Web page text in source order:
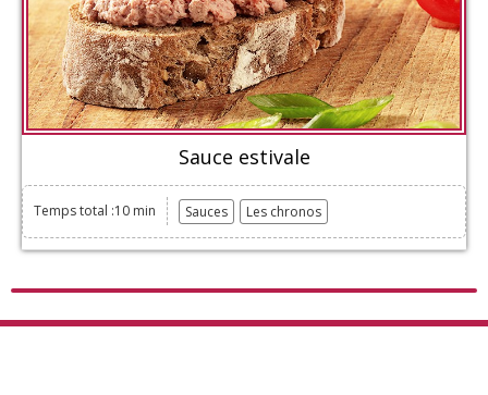
Sauce estivale
Temps total :10 min Sauces Les chronos